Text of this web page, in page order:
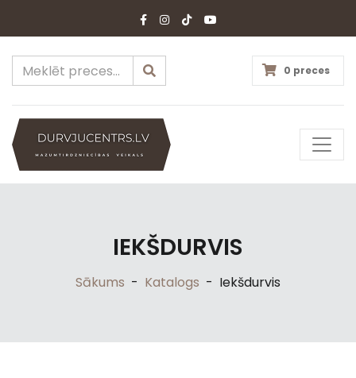
0 preces
IEKŠDURVIS
Sākums - Katalogs - Iekšdurvis